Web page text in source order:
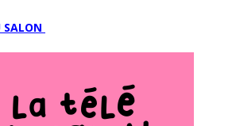
SALON